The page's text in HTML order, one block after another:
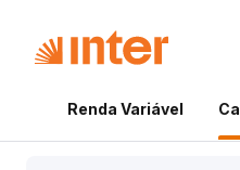
Renda Variável